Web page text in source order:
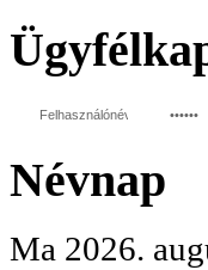
Névnap
Ma 2026.